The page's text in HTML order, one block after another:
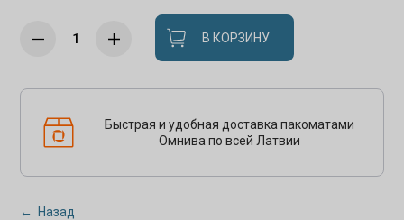
В КОРЗИНУ
Быстрая и удобная доставка пакоматами
Омнива по всей Латвии
← Назад